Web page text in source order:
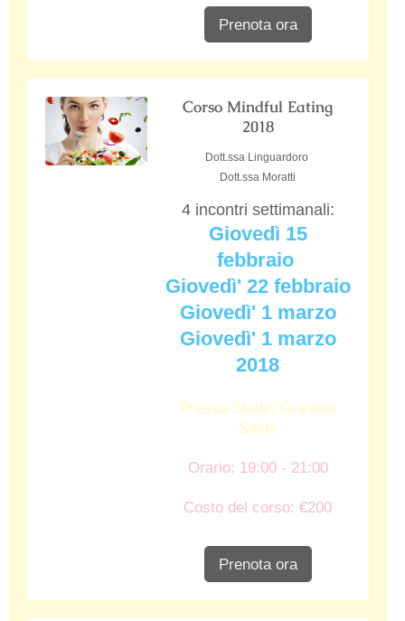
Prenota ora
Corso Mindful Eating
2018
Dott.ssa Linguardoro
Dott.ssa Moratti
4 incontri settimanali:
Giovedì 15
febbraio
Giovedì' 22 febbraio
Giovedì' 1 marzo
Giovedì' 1 marzo
2018
Presso Studio Granello
Salus
Orario: 19:00 - 21:00
Costo del corso: €200
Prenota ora